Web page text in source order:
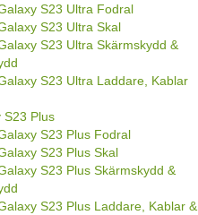
S23 Ultra Fodral
S23 Ultra Skal
S23 Ultra Skärmskydd &
S23 Ultra Laddare, Kablar
S23 Plus
S23 Plus Fodral
S23 Plus Skal
S23 Plus Skärmskydd &
S23 Plus Laddare, Kablar &